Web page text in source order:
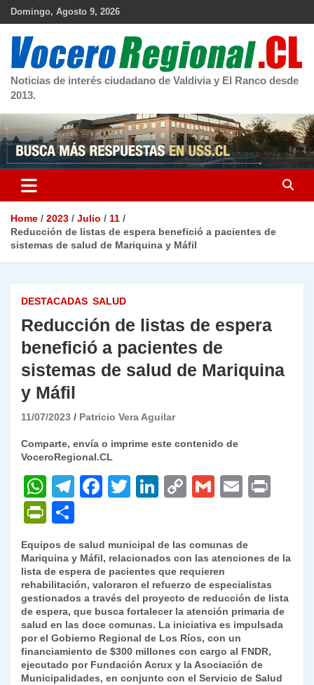
Skip
Domingo, Agosto 9, 2026
Noticias de interés ciudadano de Valdivia y El Ranco desde
2013.
Home 2023 Julio
11
Reducción de listas de espera benefició a pacientes de
sistemas de salud de Mariquina y Máfil
DESTACADAS SALUD
Reducción de listas de espera
benefició a pacientes de
sistemas de salud de Mariquina
y Máfil
11/07/2023 Patricio Vera Aguilar
Comparte, envía o imprime este contenido de
VoceroRegional.CL
W
h
at
s
A
p
p
T
gr
a
m
F
e
b
o
o
k
T
er
Li
e
dI
n
C
y
Li
n
k
G
l
E
l
P
nt
Fr
ie
n
dl
y
m
p
ar
tir
Equipos de salud municipal de las comunas de
Mariquina y Máfil, relacionados con las atenciones de la
lista de espera de pacientes que requieren
rehabilitación, valoraron el refuerzo de especialistas
gestionados a través del proyecto de reducción de lista
de espera, que busca fortalecer la atención primaria de
salud en las doce comunas. La iniciativa es impulsada
por el Gobierno Regional de Los Ríos, con un
financiamiento de $300 millones con cargo al FNDR,
ejecutado por Fundación Acrux y la Asociación de
Municipalidades, en conjunto con el Servicio de Salud